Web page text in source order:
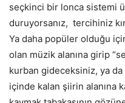
seçkinci bir lonca sistemi
duruyorsanız, tercihiniz
Ya daha popüler olduğu
olan müzik alanına girip
kurban gideceksiniz, ya
içinde kalan şiirin alanına